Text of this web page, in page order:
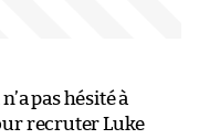
pas hésité à
recruter Luke